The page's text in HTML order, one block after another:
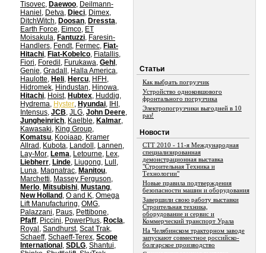
Tisovec, Daewoo, Deilmann-
Haniel , Detva, Dieci, Dimex,
DitchWitch, Doosan, Dressta,
Earth Force, Eimco, ET
Moisakula, Fantuzzi, Faresin-
Handlers, Fendt, Fermec, Fiat-
Hitachi, Fiat-Kobelco, Fiatallis,
Fiori, Foredil , Furukawa, Gehl ,
Genie, Gradall , Halla America,
Haulotte, Heli, Hercu, HFH ,
Hidromek, Hindustan, Hinowa,
Hitachi, Hoist, Hubtex, Huddig,
Hydrema, Hyster, Hyundai, IHI ,
Intensus, JCB, JLG, John Deere,
Jungheinrich, Kaelble, Kalmar,
Kawasaki, King Group,
Komatsu, Kooiaap, Kramer
Allrad , Kubota, Landoll , Lannen,
Lay-Mor, Lema, Letourne, Lex,
Liebherr, Linde, Liugong, Lull ,
Luna, Magnatrac, Manitou,
Marchetti, Massey Ferguson,
Merlo, Mitsubishi, Mustang,
New Holland , O and K, Omega
Lift Manufacturing, OMG,
Palazzani, Paus, Pettibone,
Pfaff, Piccini, PowerPlus, Rocla,
Royal , Sandhurst, Scat Trak,
Schaeff, Schaeff-Terex, Scope
International , SDLG, Shantui,
Статьи
Как выбрать погрузчик
Устройство одноковшового
фронтального погрузчика
Электропогрузчики выгодней в 10
раз!
Новости
СТТ 2010 - 11-я Международная
специализированная
демонстрационная выставка
"Строительная Техника и
Технологии"
Новые правила подтверждения
безопасности машин и оборудования
Завершили свою работу выставки
Строительная техника,
оборудование и сервис и
Коммерческий транспорт Урала
На Челябинском тракторном заводе
запускают совместное российско-
болгарское производство